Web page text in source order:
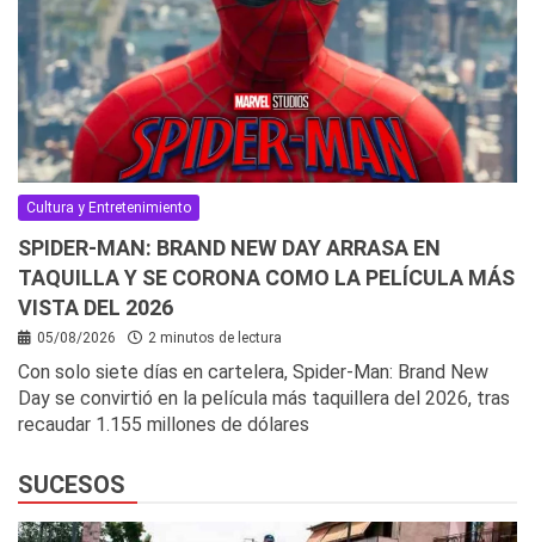
Cultura y Entretenimiento
SPIDER-MAN: BRAND NEW DAY ARRASA EN
TAQUILLA Y SE CORONA COMO LA PELÍCULA MÁS
VISTA DEL 2026
05/08/2026 2 minutos de lectura
Con solo siete días en cartelera, Spider-Man: Brand New
Day se convirtió en la película más taquillera del 2026, tras
recaudar 1.155 millones de dólares
SUCESOS